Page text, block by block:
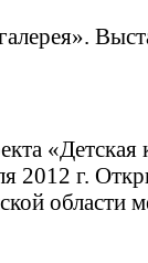
«Детская
2012 г.